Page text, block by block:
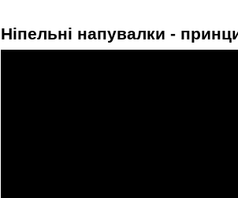
Ніпельні напувалки -